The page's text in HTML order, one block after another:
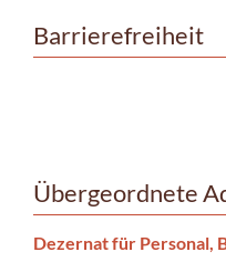
Barrierefreiheit
Übergeordnete
Dezernat für Personal,